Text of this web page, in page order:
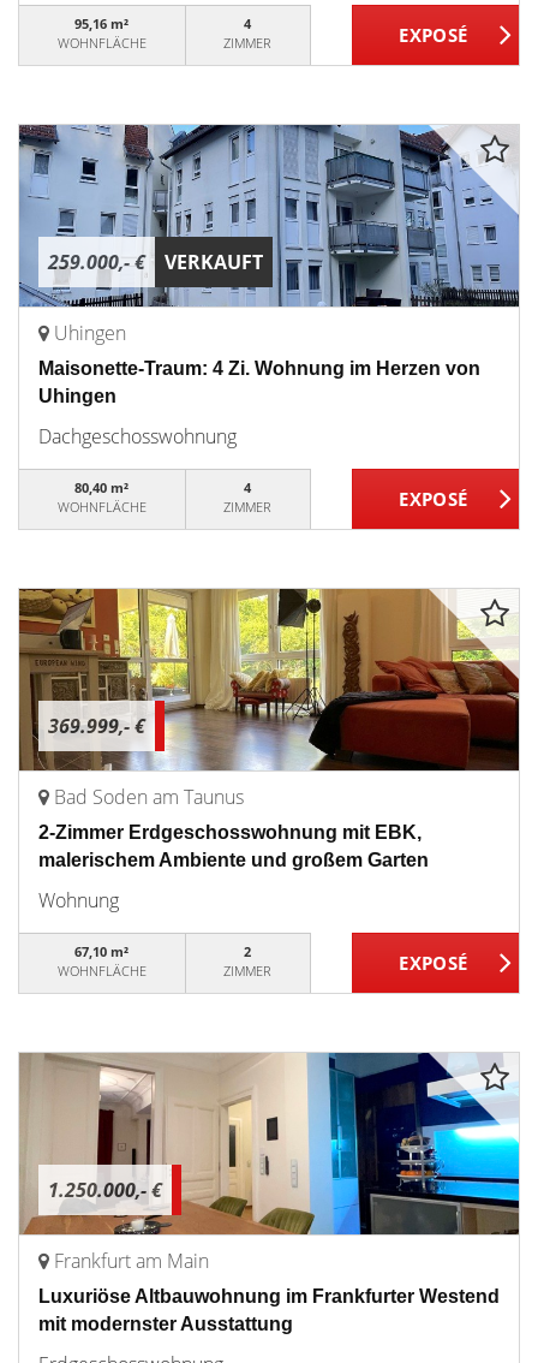
95,16 m²
WOHNFLÄCHE
4
ZIMMER
259.000,- € VERKAUFT
Uhingen
Maisonette-Traum: 4 Zi. Wohnung im Herzen von
Uhingen
Dachgeschosswohnung
80,40 m²
WOHNFLÄCHE
4
ZIMMER
369.999,- €
Bad Soden am Taunus
2-Zimmer Erdgeschosswohnung mit EBK,
malerischem Ambiente und großem Garten
Wohnung
67,10 m²
WOHNFLÄCHE
2
ZIMMER
1.250.000,- €
Frankfurt am Main
Luxuriöse Altbauwohnung im Frankfurter Westend
mit modernster Ausstattung